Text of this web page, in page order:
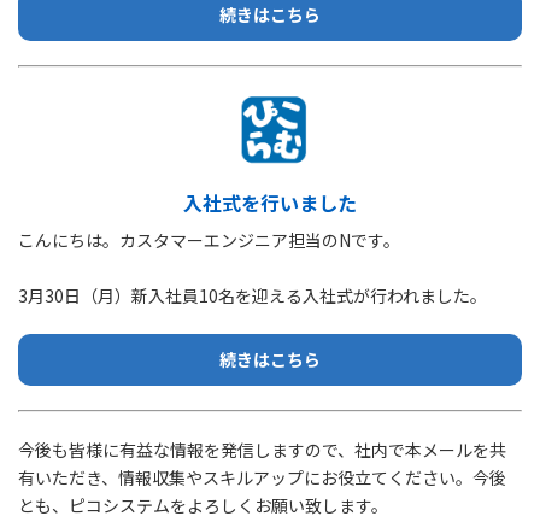
続きはこちら
入社式を行いました
こんにちは。カスタマーエンジニア担当のNです。
3月30日（月）新入社員10名を迎える入社式が行われました。
続きはこちら
今後も皆様に有益な情報を発信しますので、社内で本メールを共
有いただき、情報収集やスキルアップにお役立てください。今後
とも、ピコシステムをよろしくお願い致します。